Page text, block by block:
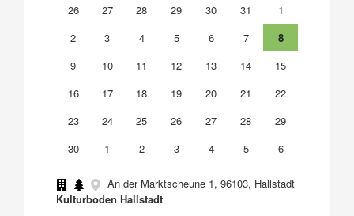
26
27 28 29 30 31
1
2
3 4 5 6 7
8
9
10 11 12 13 14
15
16
17 18 19 20 21
22
23
24 25 26 27 28
29
30
1 2 3 4 5 6
An der Marktscheune 1, 96103, Hallstadt
Kulturboden Hallstadt